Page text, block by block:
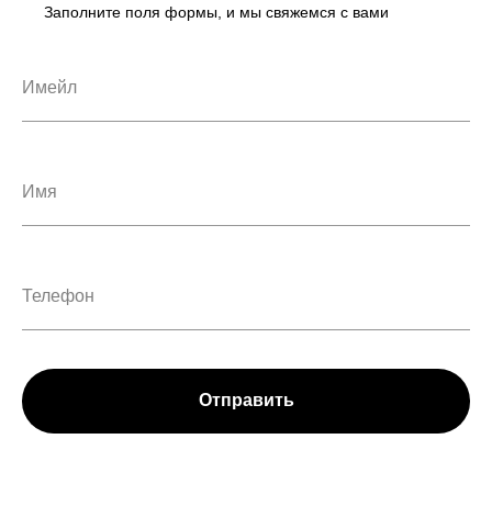
Заполните поля формы, и мы свяжемся с вами
Отправить